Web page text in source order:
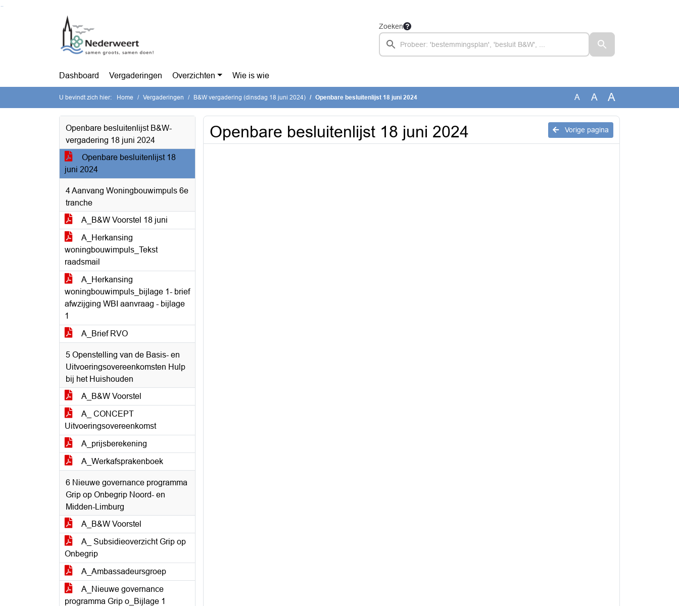
Zoeken
Dashboard Vergaderingen Overzichten Wie is wie
U bevindt zich hier: Home Vergaderingen B&W vergadering (dinsdag 18 juni 2024) Openbare besluitenlijst 18 juni 2024 A A A
Openbare besluitenlijst B&W-
vergadering 18 juni 2024
Openbare besluitenlijst 18
juni 2024
4 Aanvang Woningbouwimpuls 6e
tranche
A_B&W Voorstel 18 juni
A_Herkansing
woningbouwimpuls_Tekst
raadsmail
A_Herkansing
woningbouwimpuls_bijlage 1- brief
afwzijging WBI aanvraag - bijlage
1
A_Brief RVO
5 Openstelling van de Basis- en
Uitvoeringsovereenkomsten Hulp
bij het Huishouden
A_B&W Voorstel
A_ CONCEPT
Uitvoeringsovereenkomst
A_prijsberekening
A_Werkafsprakenboek
6 Nieuwe governance programma
Grip op Onbegrip Noord- en
Midden-Limburg
A_B&W Voorstel
A_ Subsidieoverzicht Grip op
Onbegrip
A_Ambassadeursgroep
A_Nieuwe governance
programma Grip o_Bijlage 1
Vorige pagina
Openbare besluitenlijst 18 juni 2024